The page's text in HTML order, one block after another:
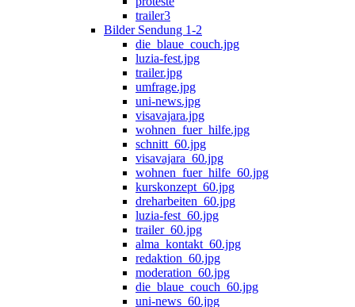
trailer3
Bilder Sendung 1-2
die_blaue_couch.jpg
luzia-fest.jpg
trailer.jpg
umfrage.jpg
uni-news.jpg
visavajara.jpg
wohnen_fuer_hilfe.jpg
schnitt_60.jpg
visavajara_60.jpg
wohnen_fuer_hilfe_60.jpg
kurskonzept_60.jpg
dreharbeiten_60.jpg
luzia-fest_60.jpg
trailer_60.jpg
alma_kontakt_60.jpg
redaktion_60.jpg
moderation_60.jpg
die_blaue_couch_60.jpg
uni-news_60.jpg